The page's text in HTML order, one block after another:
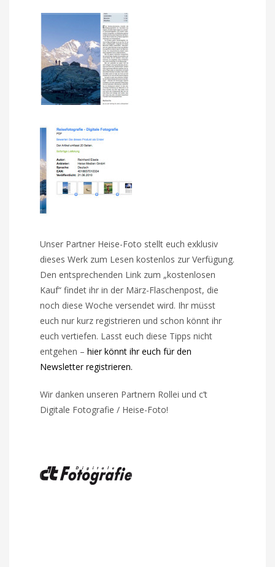
Unser Partner Heise-Foto stellt euch exklusiv
dieses Werk zum Lesen kostenlos zur Verfügung.
Den entsprechenden Link zum „kostenlosen
Kauf“ findet ihr in der März-Flaschenpost, die
noch diese Woche versendet wird. Ihr müsst
euch nur kurz registrieren und schon könnt ihr
euch vertiefen. Lasst euch diese Tipps nicht
entgehen –hier könnt ihr euch für den
Newsletter registrieren.
Wir danken unseren Partnern Rollei und c’t
Digitale Fotografie / Heise-Foto!